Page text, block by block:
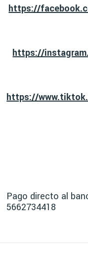
https://
https://
https://
Pago directo al
5662734418